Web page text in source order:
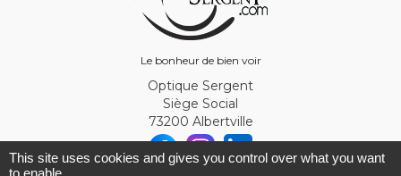
Le bonheur de bien voir
Optique Sergent
Siège Social
73200 Albertville
This site uses cookies and gives you control over what you want
to enable